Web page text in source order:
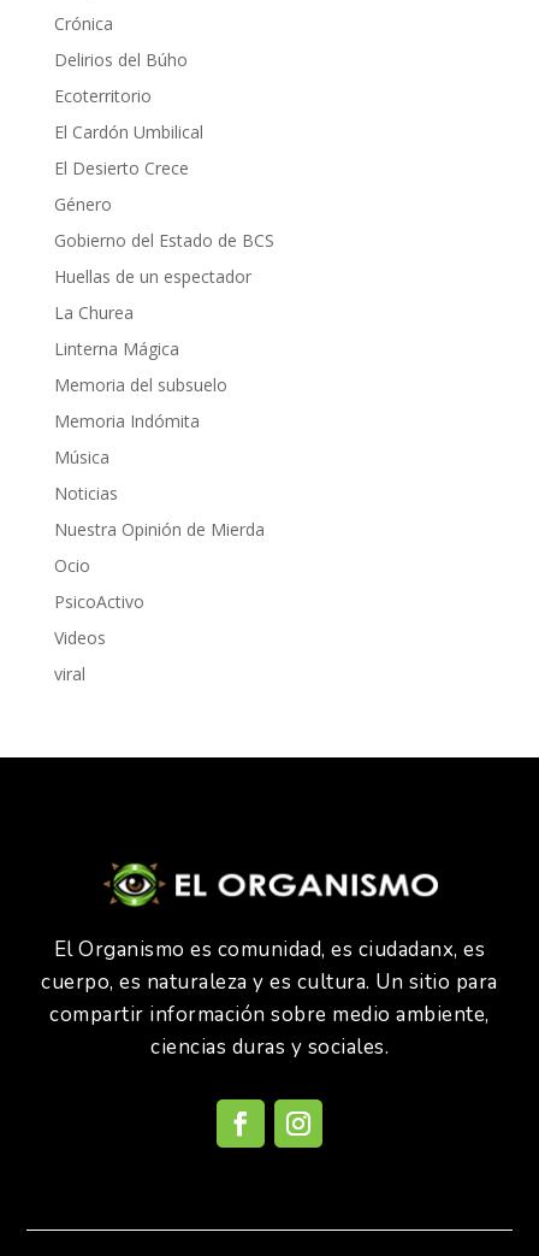
Crónica
Delirios del Búho
Ecoterritorio
El Cardón Umbilical
El Desierto Crece
Género
Gobierno del Estado de BCS
Huellas de un espectador
La Churea
Linterna Mágica
Memoria del subsuelo
Memoria Indómita
Música
Noticias
Nuestra Opinión de Mierda
Ocio
PsicoActivo
Videos
viral
El Organismo es comunidad, es ciudadanx, es
cuerpo, es naturaleza y es cultura. Un sitio para
compartir información sobre medio ambiente,
ciencias duras y sociales.